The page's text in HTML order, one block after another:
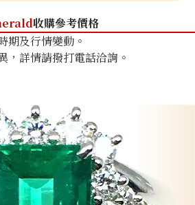
收購參考價格
期及行情變動。
，詳情請撥打電話洽詢。